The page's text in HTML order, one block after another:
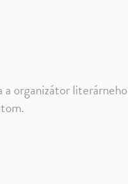
a organizátor literárneho